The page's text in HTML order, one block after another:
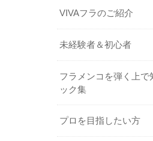
VIVAフラのご紹介
未経験者＆初心者
フラメンコを弾く上で
ック集
プロを目指したい方